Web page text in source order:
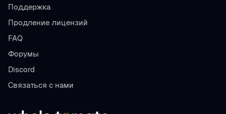
Поддержка
Продление лицензий
FAQ
Форумы
Discord
Связаться с нами